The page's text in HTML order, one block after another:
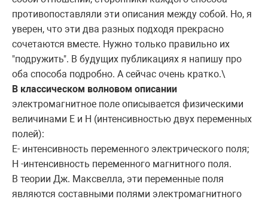
противопоставляли эти описания между собой. Но, я
уверен, что эти два разных подходя прекрасно
сочетаются вместе. Нужно только правильно их
"подружить". В будущих публикациях я напишу про
оба способа подробно. А сейчас очень кратко.\
В классическом волновом описании
электромагнитное поле описывается физическими
величинами E и H (интенсивностью двух переменных
полей):
E- интенсивность переменного электрического поля;
H -интенсивность переменного магнитного поля.
В теории Дж. Максвелла, эти переменные поля
являются составными полями электромагнитного